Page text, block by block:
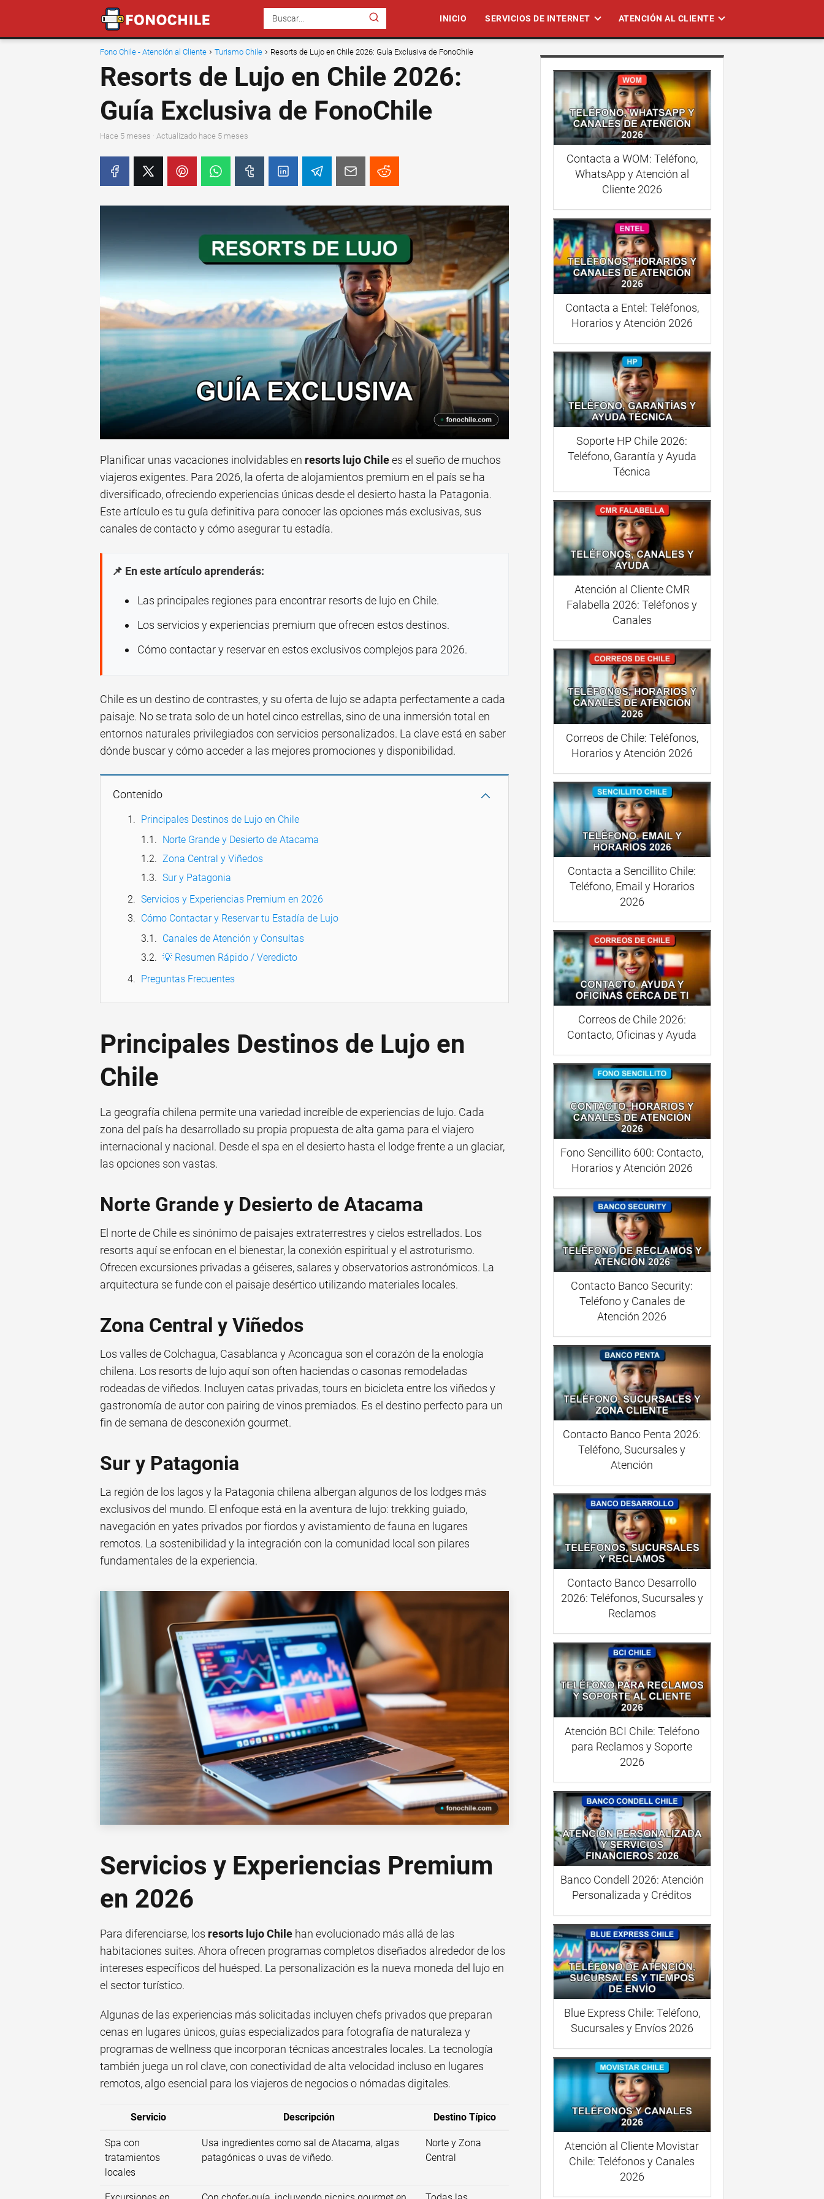
INICIO SERVICIOS DE INTERNET ATENCIÓN AL CLIENTE
Fono Chile - Atención al Cliente Turismo Chile Resorts de Lujo en Chile 2026: Guía Exclusiva de FonoChile
Resorts de Lujo en Chile 2026:
Guía Exclusiva de FonoChile
hace 5 meses · Actualizado hace 5 meses
Planificar unas vacaciones inolvidables en resorts lujo Chilees el sueño de muchos
viajeros exigentes. Para 2026, la oferta de alojamientos premium en el país se ha
diversificado, ofreciendo experiencias únicas desde el desierto hasta la Patagonia.
Este artículo es tu guía definitiva para conocer las opciones más exclusivas, sus
canales de contacto y cómo asegurar tu estadía.
📌 En este artículo aprenderás:
Las principales regiones para encontrar resorts de lujo en Chile.
Los servicios y experiencias premium que ofrecen estos destinos.
Cómo contactar y reservar en estos exclusivos complejos para 2026.
Chile es un destino de contrastes, y su oferta de lujo se adapta perfectamente a cada
paisaje. No se trata solo de un hotel cinco estrellas, sino de una inmersión total en
entornos naturales privilegiados con servicios personalizados. La clave está en saber
dónde buscar y cómo acceder a las mejores promociones y disponibilidad.
Contenido
Principales Destinos de Lujo en Chile
Norte Grande y Desierto de Atacama
Zona Central y Viñedos
Sur y Patagonia
Servicios y Experiencias Premium en 2026
Cómo Contactar y Reservar tu Estadía de Lujo
Canales de Atención y Consultas
💡 Resumen Rápido / Veredicto
Preguntas Frecuentes
Principales Destinos de Lujo en
Chile
La geografía chilena permite una variedad increíble de experiencias de lujo. Cada
zona del país ha desarrollado su propia propuesta de alta gama para el viajero
internacional y nacional. Desde el spa en el desierto hasta el lodge frente a un glaciar,
las opciones son vastas.
Norte Grande y Desierto de Atacama
El norte de Chile es sinónimo de paisajes extraterrestres y cielos estrellados. Los
resorts aquí se enfocan en el bienestar, la conexión espiritual y el astroturismo.
Ofrecen excursiones privadas a géiseres, salares y observatorios astronómicos. La
arquitectura se funde con el paisaje desértico utilizando materiales locales.
Zona Central y Viñedos
Los valles de Colchagua, Casablanca y Aconcagua son el corazón de la enología
chilena. Los resorts de lujo aquí son often haciendas o casonas remodeladas
rodeadas de viñedos. Incluyen catas privadas, tours en bicicleta entre los viñedos y
gastronomía de autor con pairing de vinos premiados. Es el destino perfecto para un
fin de semana de desconexión gourmet.
Sur y Patagonia
La región de los lagos y la Patagonia chilena albergan algunos de los lodges más
exclusivos del mundo. El enfoque está en la aventura de lujo: trekking guiado,
navegación en yates privados por fiordos y avistamiento de fauna en lugares
remotos. La sostenibilidad y la integración con la comunidad local son pilares
fundamentales de la experiencia.
Servicios y Experiencias Premium
en 2026
Para diferenciarse, los resorts lujo Chile han evolucionado más allá de las
habitaciones suites. Ahora ofrecen programas completos diseñados alrededor de los
intereses específicos del huésped. La personalización es la nueva moneda del lujo en
el sector turístico.
Algunas de las experiencias más solicitadas incluyen chefs privados que preparan
cenas en lugares únicos, guías especializados para fotografía de naturaleza y
programas de wellness que incorporan técnicas ancestrales locales. La tecnología
también juega un rol clave, con conectividad de alta velocidad incluso en lugares
remotos, algo esencial para los viajeros de negocios o nómadas digitales.
Servicio Descripción Destino Típico
Spa con
tratamientos
locales
Usa ingredientes como sal de Atacama, algas
patagónicas o uvas de viñedo.
Norte y Zona
Central
Contacta a WOM: Teléfono,
WhatsApp y Atención al
Cliente 2026
Contacta a Entel: Teléfonos,
Horarios y Atención 2026
Soporte HP Chile 2026:
Teléfono, Garantía y Ayuda
Técnica
Atención al Cliente CMR
Falabella 2026: Teléfonos y
Canales
Correos de Chile: Teléfonos,
Horarios y Atención 2026
Contacta a Sencillito Chile:
Teléfono, Email y Horarios
2026
Correos de Chile 2026:
Contacto, Oficinas y Ayuda
Fono Sencillito 600: Contacto,
Horarios y Atención 2026
Contacto Banco Security:
Teléfono y Canales de
Atención 2026
Contacto Banco Penta 2026:
Teléfono, Sucursales y
Atención
Contacto Banco Desarrollo
2026: Teléfonos, Sucursales y
Reclamos
Atención BCI Chile: Teléfono
para Reclamos y Soporte
2026
Banco Condell 2026: Atención
Personalizada y Créditos
Blue Express Chile: Teléfono,
Sucursales y Envíos 2026
Atención al Cliente Movistar
Chile: Teléfonos y Canales
2026